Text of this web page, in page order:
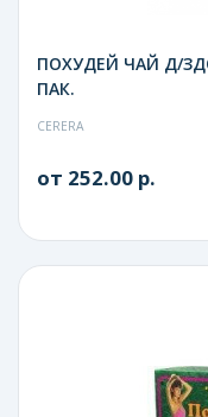
ПОХУДЕЙ ЧАЙ Д/
ПАК.
CERERA
от 252.00 р.